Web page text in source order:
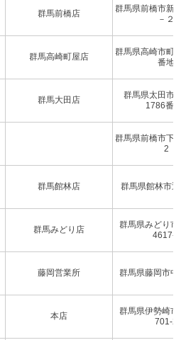
群馬前橋店
群馬県前橋市新
－２
群馬高崎町屋店
群馬県高崎市町
番地
群馬大田店
群馬県太田市
1786番
群馬県前橋市下
2
群馬館林店 群馬県館林市
群馬みどり店
群馬県みどり
4617-1
藤岡営業所 群馬県藤岡市
本店
群馬県伊勢崎
701-2